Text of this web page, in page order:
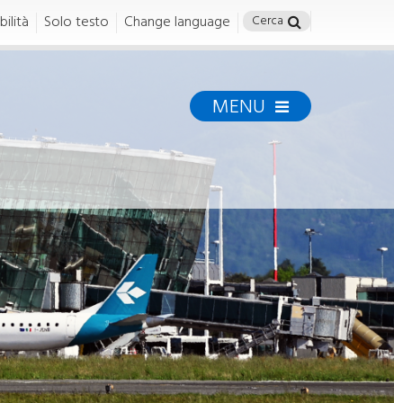
Solo testo Change language
MENU
TORINO GREEN
AIRPORT
torinogreenairport
MISSION E STRATEGIA
Mission, strategia e linee di
azione